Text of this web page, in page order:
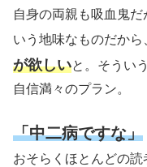
自身の両親も吸血鬼
いう地味なものだから
が欲しいと。そうい
自信満々のプラン。
「中二病ですな」
おそらくほとんどの